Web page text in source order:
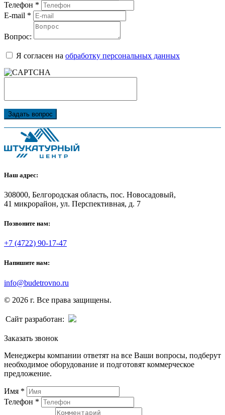
Телефон *
E-mail *
Вопрос:
Я согласен на обработку персональных данных
Задать вопрос
Наш адрес:
308000, Белгородская область, пос. Новосадовый,
41 микрорайон, ул. Перспективная, д. 7
Позвоните нам:
+7 (4722) 90-17-47
Напишите нам:
info@budetrovno.ru
© 2026 г. Все права защищены.
Сайт разработан:
Заказать звонок
Менеджеры компании ответят на все Ваши вопросы, подберут
необходимое оборудование и подготовят коммерческое
предложение.
Имя *
Телефон *